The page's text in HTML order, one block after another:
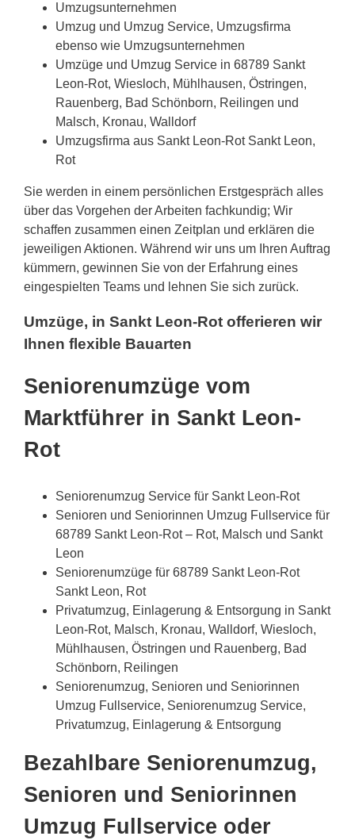
Umzugsunternehmen
Umzug und Umzug Service, Umzugsfirma
ebenso wie Umzugsunternehmen
Umzüge und Umzug Service in 68789 Sankt
Leon-Rot, Wiesloch, Mühlhausen, Östringen,
Rauenberg, Bad Schönborn, Reilingen und
Malsch, Kronau, Walldorf
Umzugsfirma aus Sankt Leon-Rot Sankt Leon,
Rot
Sie werden in einem persönlichen Erstgespräch alles
über das Vorgehen der Arbeiten fachkundig; Wir
schaffen zusammen einen Zeitplan und erklären die
jeweiligen Aktionen. Während wir uns um Ihren Auftrag
kümmern, gewinnen Sie von der Erfahrung eines
eingespielten Teams und lehnen Sie sich zurück.
Umzüge, in Sankt Leon-Rot offerieren wir
Ihnen flexible Bauarten
Seniorenumzüge vom
Marktführer in Sankt Leon-
Rot
Seniorenumzug Service für Sankt Leon-Rot
Senioren und Seniorinnen Umzug Fullservice für
68789 Sankt Leon-Rot – Rot, Malsch und Sankt
Leon
Seniorenumzüge für 68789 Sankt Leon-Rot
Sankt Leon, Rot
Privatumzug, Einlagerung & Entsorgung in Sankt
Leon-Rot, Malsch, Kronau, Walldorf, Wiesloch,
Mühlhausen, Östringen und Rauenberg, Bad
Schönborn, Reilingen
Seniorenumzug, Senioren und Seniorinnen
Umzug Fullservice, Seniorenumzug Service,
Privatumzug, Einlagerung & Entsorgung
Bezahlbare Seniorenumzug,
Senioren und Seniorinnen
Umzug Fullservice oder